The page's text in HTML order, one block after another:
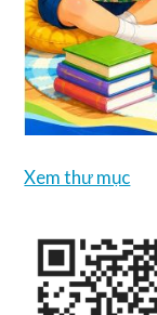
Xem thư mục